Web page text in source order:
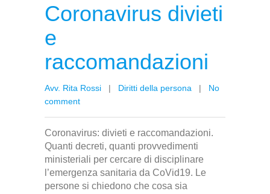
Coronavirus divieti
e
raccomandazioni
Avv. Rita Rossi | Diritti della persona | No
comment
Coronavirus: divieti e raccomandazioni.
Quanti decreti, quanti provvedimenti
ministeriali per cercare di disciplinare
l’emergenza sanitaria da CoVid19. Le
persone si chiedono che cosa sia